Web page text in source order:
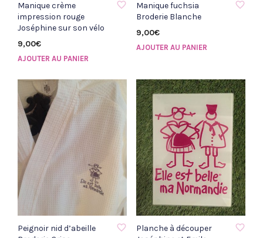
Manique crème
impression rouge
Joséphine sur son vélo
9,00€
AJOUTER AU PANIER
Manique fuchsia
Broderie Blanche
9,00€
AJOUTER AU PANIER
AJOUTER À LA LISTE D'ENVIE
Peignoir nid d’abeille
AJOUTER À LA LISTE D'ENVIE
Planche à découper